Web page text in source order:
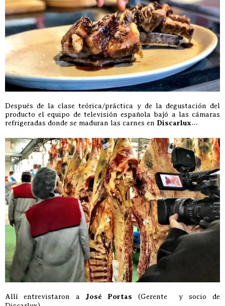
Después de la clase teórica/práctica y de la degustación del
producto el equipo de televisión española bajó a las cámaras
refrigeradas donde se maduran las carnes en Discarlux…
Allí entrevistaron a José Portas (Gerente y socio de